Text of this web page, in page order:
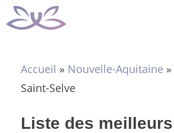
Aller
au
Accueil » Nouvelle-Aquitaine »
Saint-Selve
Liste des meilleurs